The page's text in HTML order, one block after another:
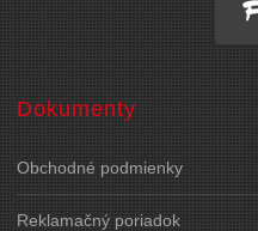
Dokumenty
Obchodné podmienky
Reklamačný poriadok